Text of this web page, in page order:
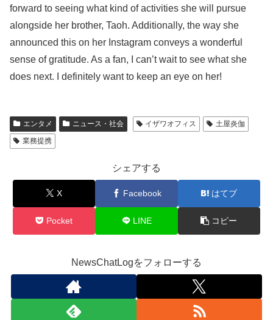
forward to seeing what kind of activities she will pursue
alongside her brother, Taoh. Additionally, the way she
announced this on her Instagram conveys a wonderful
sense of gratitude. As a fan, I can’t wait to see what she
does next. I definitely want to keep an eye on her!
エンタメ ニュース・社会 イザワオフィス
土屋炎伽
業務提携
シェアする
X Facebook はてブ
Pocket LINE コピー
NewsChatLogをフォローする